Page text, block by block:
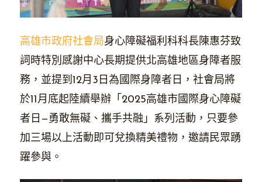
高雄市政府社會局身心障礙福利科科長陳惠芬致
詞時特別感謝中心長期提供北高雄地區身障者服
務，並提到12月3日為國際身障者日，社會局將
於11月底起陸續舉辦「2025高雄市國際身心障礙
者日—勇敢無礙、攜手共融」系列活動，只要參
加三場以上活動即可兌換精美禮物，邀請民眾踴
躍參與。